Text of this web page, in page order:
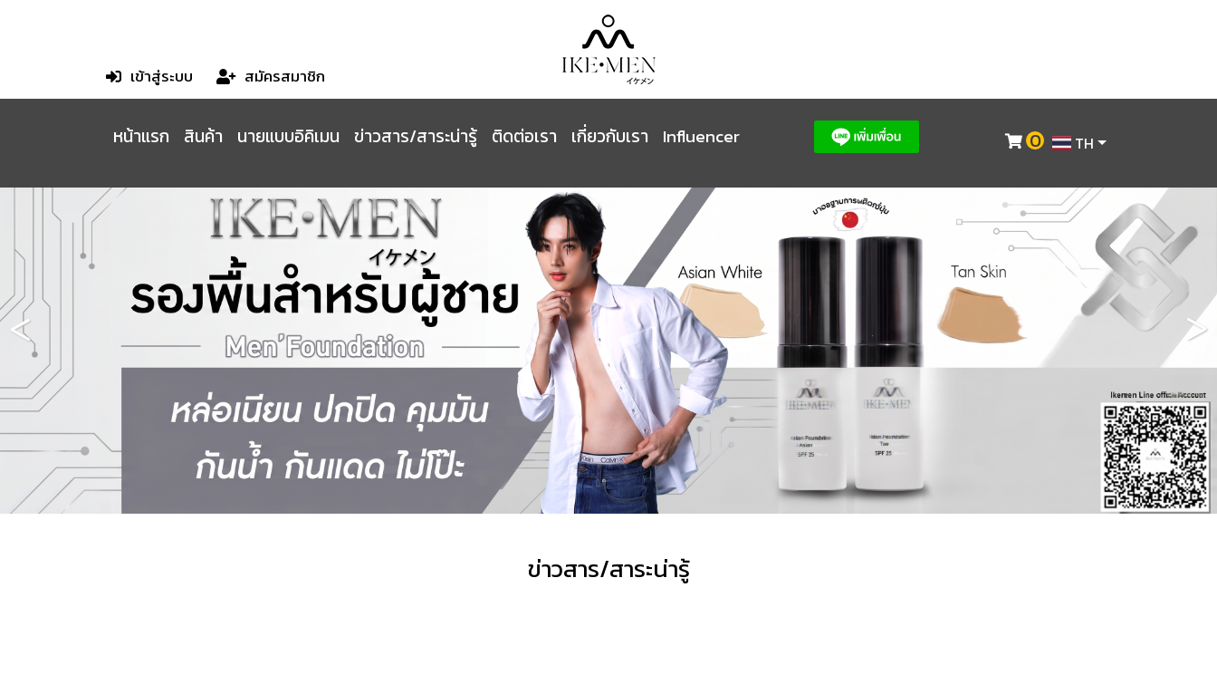
เข้าสู่ระบบ สมัครสมาชิก
หน้าแรก สินค้า นายแบบอิคิเมน ข่าวสาร/สาระน่ารู้ ติดต่อเรา เกี่ยวกับเรา Influencer 0 TH
< >
ข่าวสาร/สาระน่ารู้